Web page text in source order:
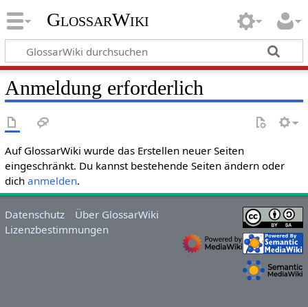
GlossarWiki
Anmeldung erforderlich
Auf GlossarWiki wurde das Erstellen neuer Seiten
eingeschränkt. Du kannst bestehende Seiten ändern oder
dich anmelden.
Datenschutz
Über GlossarWiki
Lizenzbestimmungen